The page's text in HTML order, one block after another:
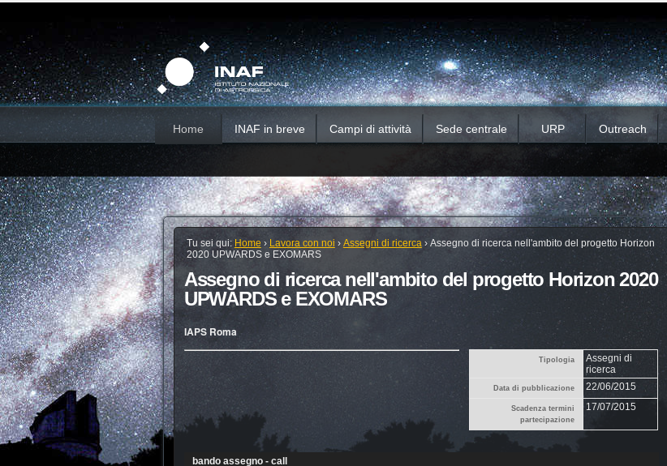
contenuti.
Salta
alla
navigazione
Home INAF in breve Campi di attività Sede centrale URP Outreach
Tu sei qui: Home › Lavora con noi › Assegni di ricerca › Assegno di ricerca nell'ambito del progetto Horizon
2020 UPWARDS e EXOMARS
Assegno di ricerca nell'ambito del progetto Horizon 2020
UPWARDS e EXOMARS
IAPS Roma
Tipologia
Assegni di
ricerca
Data di pubblicazione 22/06/2015
Scadenza termini
partecipazione
17/07/2015
bando assegno - call